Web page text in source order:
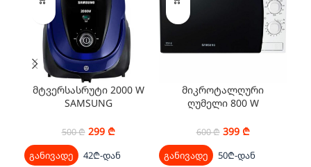
მტვერსასრუტი 2000 W
SAMSUNG
500₾ 299 ₾
განივადე 42₾-დან
მიკროტალღური
ღუმელი 800 W
1/BW
600₾ 399 ₾
განივადე 50₾-დან